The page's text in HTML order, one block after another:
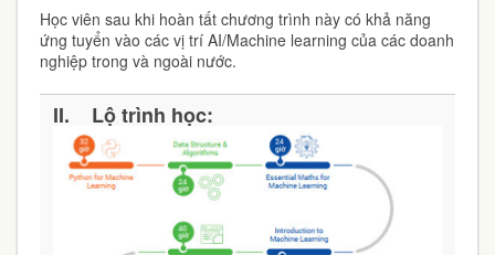
Học viên sau khi hoàn tất chương trình này có khả năng
ứng tuyển vào các vị trí AI/Machine learning của các doanh
nghiệp trong và ngoài nước.
II. Lộ trình học: